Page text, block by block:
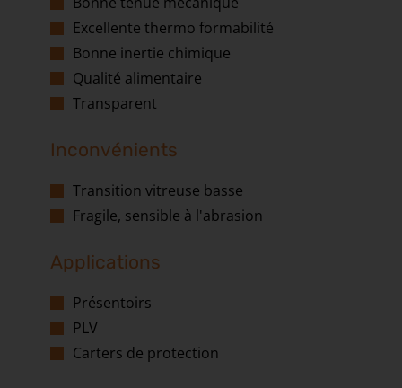
Excellente thermo formabilité
Bonne inertie chimique
Qualité alimentaire
Transparent
Inconvénients
Transition vitreuse basse
Fragile, sensible à l'abrasion
Applications
Présentoirs
PLV
Carters de protection